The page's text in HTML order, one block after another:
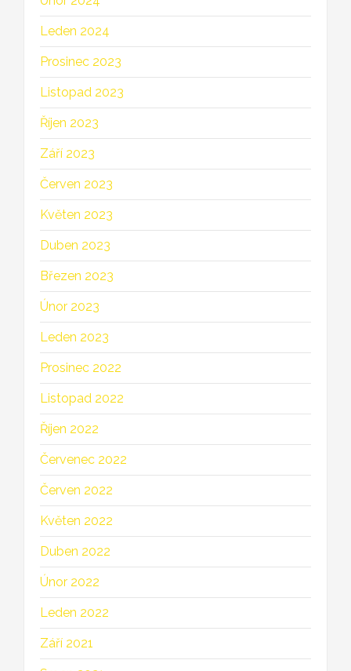
Leden 2024
Prosinec 2023
Listopad 2023
Říjen 2023
Září 2023
Červen 2023
Květen 2023
Duben 2023
Březen 2023
Únor 2023
Leden 2023
Prosinec 2022
Listopad 2022
Říjen 2022
Červenec 2022
Červen 2022
Květen 2022
Duben 2022
Únor 2022
Leden 2022
Září 2021